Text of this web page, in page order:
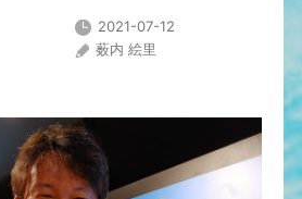
2021-07-12
薮内 絵里